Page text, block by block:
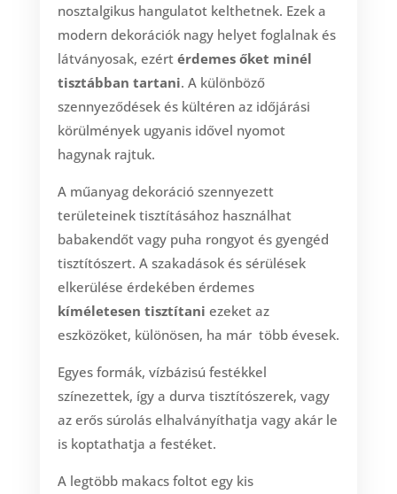
nosztalgikus hangulatot kelthetnek. Ezek a
modern dekorációk nagy helyet foglalnak és
látványosak, ezért érdemes őket minél
tisztábban tartani. A különböző
szennyeződések és kültéren az időjárási
körülmények ugyanis idővel nyomot
hagynak rajtuk.
A műanyag dekoráció szennyezett
területeinek tisztításához használhat
babakendőt vagy puha rongyot és gyengéd
tisztítószert. A szakadások és sérülések
elkerülése érdekében érdemes
kíméletesen tisztítani ezeket az
eszközöket, különösen, ha már több évesek.
Egyes formák, vízbázisú festékkel
színezettek, így a durva tisztítószerek, vagy
az erős súrolás elhalványíthatja vagy akár le
is koptathatja a festéket.
A legtöbb makacs foltot egy kis